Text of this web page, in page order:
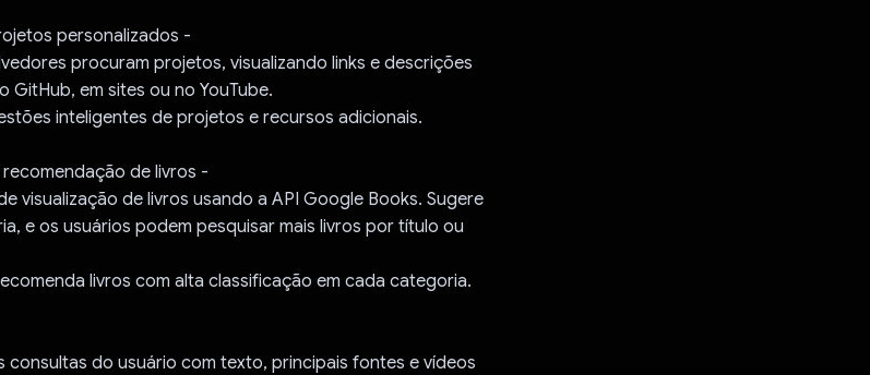
personalizados -
procuram projetos, visualizando links e descrições
GitHub, em sites ou no YouTube.
inteligentes de projetos e recursos adicionais.
de livros -
visualização de livros usando a API Google Books. Sugere
e os usuários podem pesquisar mais livros por título ou
livros com alta classificação em cada categoria.
consultas do usuário com texto, principais fontes e vídeos